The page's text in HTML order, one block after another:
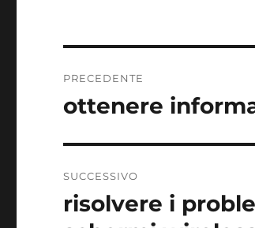
articoli
PRECEDENTE
Articolo
ottenere
SUCCESSIVO
Articolo
successivo:
risolvere i